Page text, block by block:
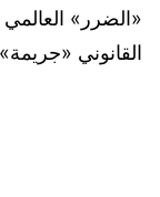
«الضرر»
القانوني